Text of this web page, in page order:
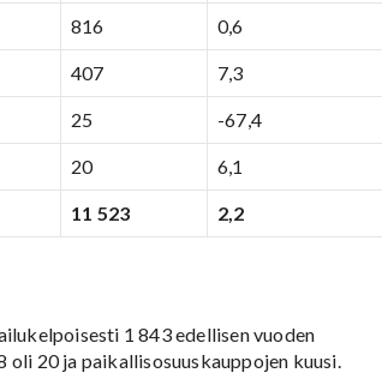
816 0,6
407 7,3
25 -67,4
20 6,1
11 523 2,2
1 843 edellisen vuoden
oli 20 ja paikallisosuuskauppojen kuusi.